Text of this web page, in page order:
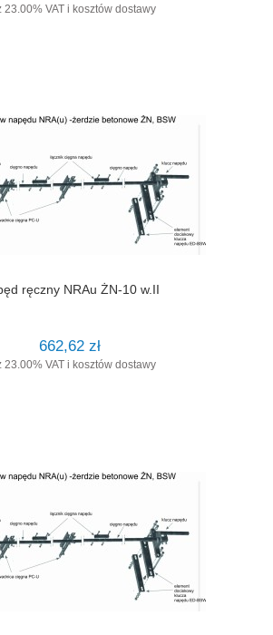
23.00% VAT i kosztów dostawy
ręczny NRAu ŻN-10 w.II
662,62 zł
23.00% VAT i kosztów dostawy